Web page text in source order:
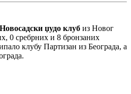
Новосадски џудо клуб из Новог
0 сребрних и 8 бронзаних
клубу Партизан из Београда, а